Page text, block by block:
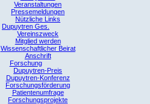
Veranstaltungen
Pressemeldungen
Nützliche Links
Dupuytren Ges.
Vereinszweck
Mitglied werden
Wissenschaftlicher Beirat
Anschrift
Forschung
Dupuytren-Preis
Dupuytren-Konferenz
Forschungsförderung
Patientenumfrage
Forschungsprojekte